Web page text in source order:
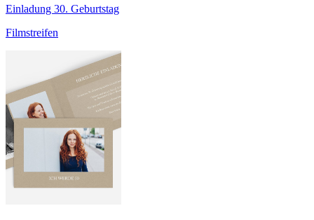
Einladung 30. Geburtstag
Filmstreifen